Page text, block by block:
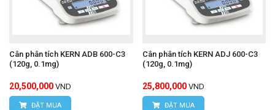
Cân phân tích KERN ADB 600-C3
(120g, 0.1mg)
20,500,000 VND
ĐẶT MUA
Cân phân tích KERN ADJ 600-C3
(120g, 0.1mg)
25,800,000 VND
ĐẶT MUA